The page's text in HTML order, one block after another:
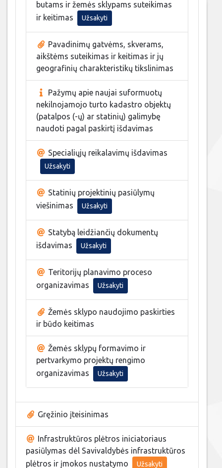
butams ir žemės sklypams suteikimas
ir keitimas
Užsakyti
Pavadinimų gatvėms, skverams,
aikštėms suteikimas ir keitimas ir jų
geografinių charakteristikų tikslinimas
Pažymų apie naujai suformuotų
nekilnojamojo turto kadastro objektų
(patalpos (-ų) ar statinių) galimybę
naudoti pagal paskirtį išdavimas
Specialiųjų reikalavimų išdavimas
Užsakyti
Statinių projektinių pasiūlymų
viešinimas
Užsakyti
Statybą leidžiančių dokumentų
išdavimas
Užsakyti
Teritorijų planavimo proceso
organizavimas
Užsakyti
Žemės sklypo naudojimo paskirties
ir būdo keitimas
Žemės sklypų formavimo ir
pertvarkymo projektų rengimo
organizavimas
Užsakyti
Gręžinio įteisinimas
Infrastruktūros plėtros iniciatoriaus
pasiūlymas dėl Savivaldybės infrastruktūros
plėtros ir įmokos nustatymo
Užsakyti